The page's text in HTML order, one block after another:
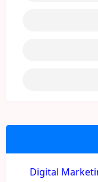
Digital